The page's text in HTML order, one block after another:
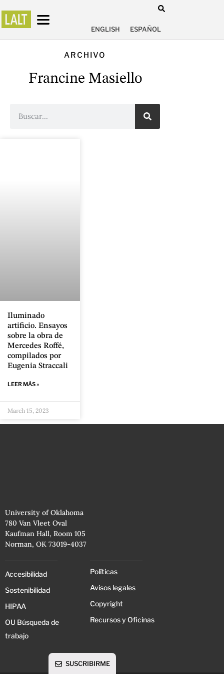
ENGLISH ESPAÑOL
ARCHIVO
Francine Masiello
Iluminado
artificio. Ensayos
sobre la obra de
Mercedes Roffé,
compilados por
Eugenia Straccali
LEER MÁS »
March 15, 2023
University of Oklahoma
780 Van Vleet Oval
Kaufman Hall, Room 105
Norman, OK 73019-4037
Accesibilidad
Sostenibilidad
HIPAA
OU Búsqueda de
trabajo
Políticas
Avisos legales
Copyright
Recursos y Oficinas
SUSCRIBIRME